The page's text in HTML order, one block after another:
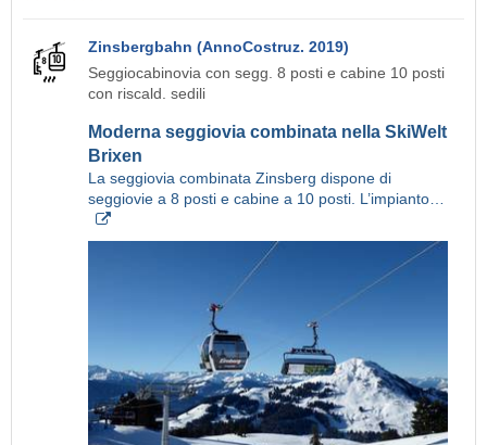
Zinsbergbahn (AnnoCostruz. 2019)
Seggiocabinovia con segg. 8 posti e cabine 10 posti
con riscald. sedili
Moderna seggiovia combinata nella SkiWelt
Brixen
La seggiovia combinata Zinsberg dispone di
seggiovie a 8 posti e cabine a 10 posti. L’impianto…